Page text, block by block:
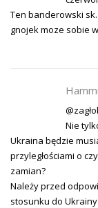
Ten banderowski
gnojek moze sobie
Nie
Ukraina będzie
przyległościami o
zamian?
Należy przed
stosunku do